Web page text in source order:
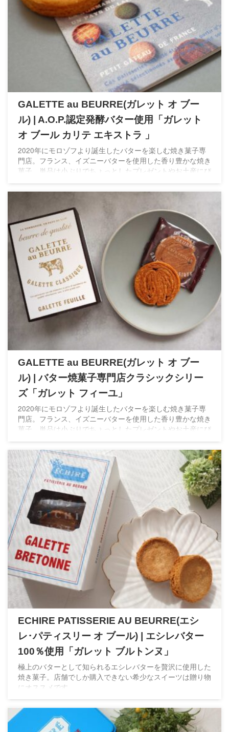
GALETTE au BEURRE(ガレット オ ブー
ル) | A.O.P.認定発酵バター使用「ガレット
オ ブール カリテ エキストラ 」
2020年にモロゾフより誕生したバターを楽しむ焼き菓子専
門店。フランス、イズニーバターを使用した香り豊かな焼き
菓子。単品は小ぶりでちょっとしたプレゼントやお土産にぴ
す。
GALETTE au BEURRE(ガレット オ ブー
ル) | バター焼菓子専門店クラシックシリー
ズ「ガレット フィーユ」
2020年にモロゾフより誕生したバターを楽しむ焼き菓子専
門店。フランス、イズニーバターを使用した香り豊かな焼き
菓子。単品は小ぶりでちょっとしたプレゼントやお土産にぴ
す。
ECHIRE PATISSERIE AU BEURRE(エシ
レ･パティスリー オ ブール) | エシレバター
100％使用「ガレット ブルトンヌ」
極上のバターとして知られるエシレバターを贅沢に使用した
焼き菓子。店舗でしか購入できない希少なスイーツは贈り物
にオススメです